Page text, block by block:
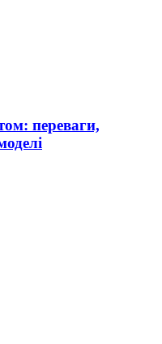
переваги,